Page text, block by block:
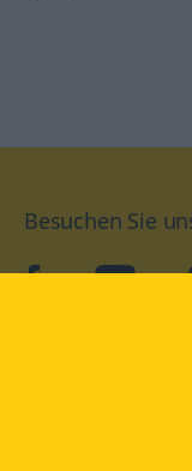
Besuchen Sie
facebookYouTube